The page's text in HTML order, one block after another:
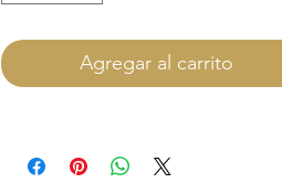
Agregar al carrito